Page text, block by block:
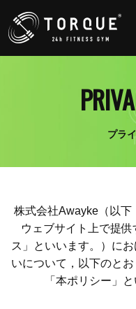
プラ
株式会社Awayke（以下
ウェブサイト上で提
ス」といいます。）に
いについて，以下のと
「本ポリシー」